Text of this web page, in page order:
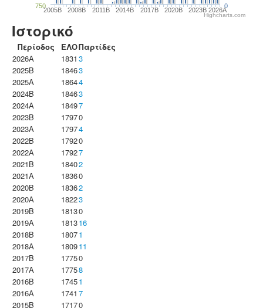
2005B 2008B 2011B 2014B 2017B 2020B 2023B 2026A
750 0
Highcharts.com
Ιστορικό
Περίοδος ΕΛΟΠαρτίδες
2026A
1831 3
2025B
18463
2025A
18644
2024B
18463
2024A
18497
2023B
17970
2023Α
17974
2022B
17920
2022A
17927
2021B
18402
2021A
18360
2020B
18362
2020A
18223
2019B
18130
2019A
181316
2018B
18071
2018A
180911
2017B
17750
2017A
17758
2016B
17451
2016A
1741 7
2015B
17170